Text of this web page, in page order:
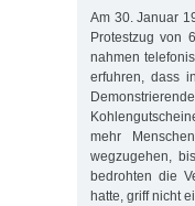
Am 30. Januar
Protestzug von
nahmen
erfuhren, dass
mehr
wegzugehen,
bedrohten die
hatte, griff nicht